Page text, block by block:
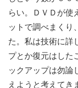
らい。ＤＶＤが使
ットで調べまくり
た。私は技術に詳
プとか復元はした
ックアップは勿論
えようと考えてき